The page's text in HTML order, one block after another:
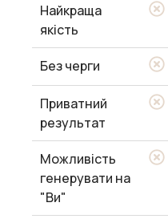
Найкраща
якість
Без черги
Приватний
результат
Можливість
генерувати на
"Ви"